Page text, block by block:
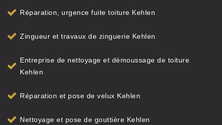
Réparation, urgence fuite toiture Kehlen
Zingueur et travaux de zinguerie Kehlen
Entreprise de nettoyage et démoussage de toiture
Kehlen
Réparation et pose de velux Kehlen
Nettoyage et pose de gouttière Kehlen